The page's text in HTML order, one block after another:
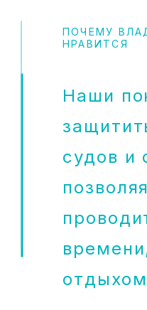
ПОЧЕМУ
НРАВИТСЯ
Наши
судов и